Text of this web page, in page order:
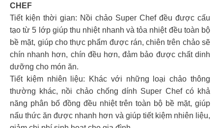
CHEF
Tiết kiện thời gian: Nồi chảo Super Chef đều được cấu
tạo từ 5 lớp giúp thu nhiệt nhanh và tỏa nhiệt đều toàn bộ
bề mặt, giúp cho thực phẩm được rán, chiên trên chảo sẽ
chín nhanh hơn, chín đều hơn, đảm bảo được chất dinh
dưỡng cho món ăn.
Tiết kiệm nhiên liệu: Khác với những loại chảo thông
thường khác, nồi chảo chống dính Super Chef có khả
năng phân bố đồng đều nhiệt trên toàn bộ bề mặt, giúp
nấu thức ăn được nhanh hơn và giúp tiết kiệm nhiên liệu,